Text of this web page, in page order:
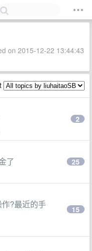
on 2015-12-22 13:44:43
2
了 25
?最近的手
15